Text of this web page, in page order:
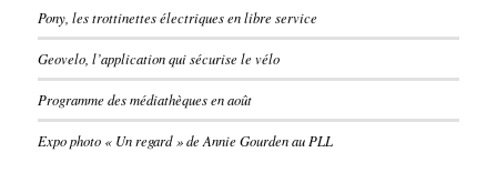
Pony, les trottinettes électriques en libre service
Geovelo, l’application qui sécurise le vélo
Programme des médiathèques en août
Expo photo « Un regard » de Annie Gourden au PLL